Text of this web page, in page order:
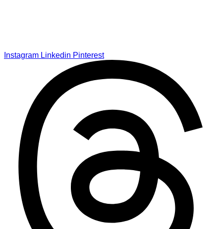
Instagram Linkedin Pinterest